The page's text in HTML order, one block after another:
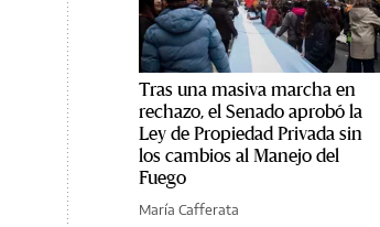
Tras una masiva marcha en
rechazo, el Senado aprobó la
Ley de Propiedad Privada sin
los cambios al Manejo del
Fuego
María Cafferata